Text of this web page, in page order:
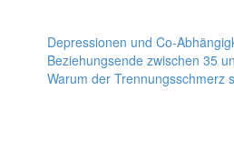
Depressionen und Co-
Beziehungsende zwischen 35
Warum der Trennungsschmerz